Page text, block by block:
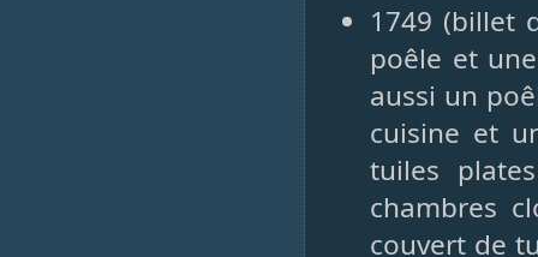
1749 (billet
poêle et
aussi un
cuisine et
tuiles
chambres
couvert de